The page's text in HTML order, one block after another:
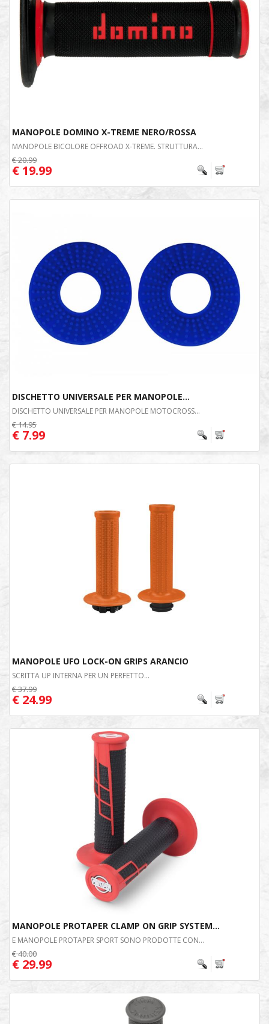
MANOPOLE DOMINO X-TREME NERO/ROSSA
MANOPOLE BICOLORE OFFROAD X-TREME. STRUTTURA...
€ 20.99
€ 19.99
DISCHETTO UNIVERSALE PER MANOPOLE...
DISCHETTO UNIVERSALE PER MANOPOLE MOTOCROSS...
€ 14.95
€ 7.99
MANOPOLE UFO LOCK-ON GRIPS ARANCIO
SCRITTA UP INTERNA PER UN PERFETTO...
€ 37.99
€ 24.99
MANOPOLE PROTAPER CLAMP ON GRIP SYSTEM...
E MANOPOLE PROTAPER SPORT SONO PRODOTTE CON...
€ 40.00
€ 29.99